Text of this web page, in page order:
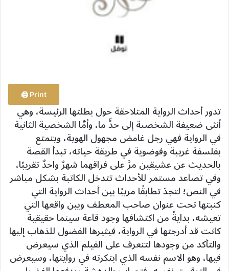
Print 🖨
تدور أحداث الرواية المتلاحقة حول بطلتها الرئيسة، وهي
أنثى ضعيفة الشخصىة إلى حدٍّ ما، وأمَّا الشخصية الثانية
في الرواية فهي رجل غامض مجهول الهوية، ويتمتع
بفلسفة غريبة وفوضوية في طريقة حياته، تبدأ القصة
بالحديث عن عشيقين مرَّ على فراقهما شهرٌ واحدٌ تقريبًا،
وفي تصاعد مستمر للأحداث تتدخل الكاتبة بشكل مباشر
في النص؛ لتجدَ تطابقًا مريبًا بين أحداث الرواية التي
كتبتها تحت عنوان صاحب المعطف وبين واقعها التي
تعيشه، بدايةً من اكتشافها وجود قاعة سينما حقيقية
كانت قد أدرجتها في الرواية، فيثيرها الفضول للذهاب إليها
والتأكد من وجودها لتتعرف على الفيلم الذي سيعرض
فيها، وهو الاسم نفسه الذي ابتكرته في روايتها، وسيعرض